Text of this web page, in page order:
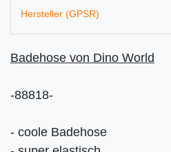
Hersteller (GPSR)
Badehose von Dino World
-88818-
- coole Badehose